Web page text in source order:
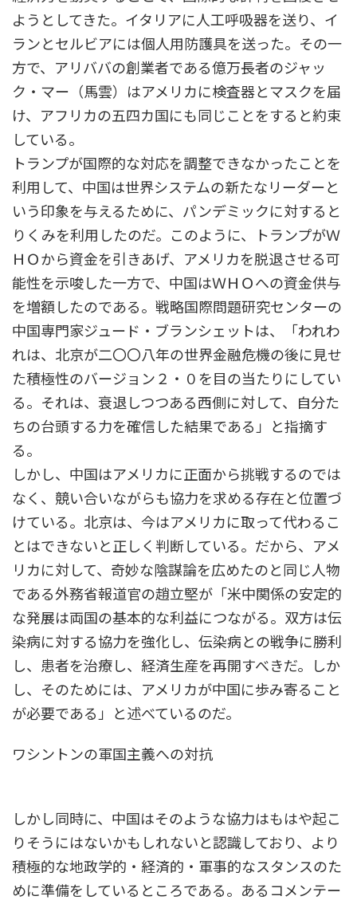
ようとしてきた。イタリアに人工呼吸器を送り、イ
ランとセルビアには個人用防護具を送った。その一
方で、アリババの創業者である億万長者のジャッ
ク・マー（馬雲）はアメリカに検査器とマスクを届
け、アフリカの五四カ国にも同じことをすると約束
している。
トランプが国際的な対応を調整できなかったことを
利用して、中国は世界システムの新たなリーダーと
いう印象を与えるために、パンデミックに対すると
りくみを利用したのだ。このように、トランプがＷ
ＨＯから資金を引きあげ、アメリカを脱退させる可
能性を示唆した一方で、中国はＷＨＯへの資金供与
を増額したのである。戦略国際問題研究センターの
中国専門家ジュード・ブランシェットは、「われわ
れは、北京が二〇〇八年の世界金融危機の後に見せ
た積極性のバージョン２・０を目の当たりにしてい
る。それは、衰退しつつある西側に対して、自分た
ちの台頭する力を確信した結果である」と指摘す
る。
しかし、中国はアメリカに正面から挑戦するのでは
なく、競い合いながらも協力を求める存在と位置づ
けている。北京は、今はアメリカに取って代わるこ
とはできないと正しく判断している。だから、アメ
リカに対して、奇妙な陰謀論を広めたのと同じ人物
である外務省報道官の趙立堅が「米中関係の安定的
な発展は両国の基本的な利益につながる。双方は伝
染病に対する協力を強化し、伝染病との戦争に勝利
し、患者を治療し、経済生産を再開すべきだ。しか
し、そのためには、アメリカが中国に歩み寄ること
が必要である」と述べているのだ。
ワシントンの軍国主義への対抗
しかし同時に、中国はそのような協力はもはや起こ
りそうにはないかもしれないと認識しており、より
積極的な地政学的・経済的・軍事的なスタンスのた
めに準備をしているところである。あるコメンテー